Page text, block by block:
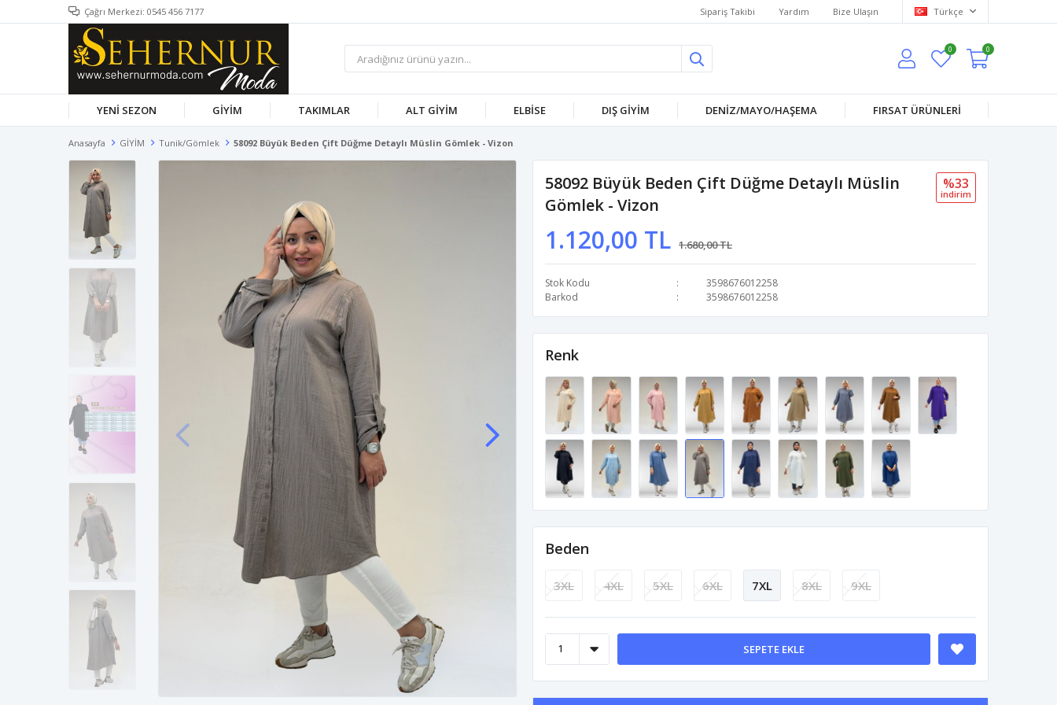
Çağrı Merkezi: 0545 456 7177 Sipariş Takibi Yardım Bize Ulaşın Türkçe
0 0
YENİ SEZON GİYİM TAKIMLAR ALT GİYİM ELBİSE DIŞ GİYİM DENİZ/MAYO/HAŞEMA FIRSAT ÜRÜNLERİ
Anasayfa GİYİM Tunik/Gömlek 58092 Büyük Beden Çift Düğme Detaylı Müslin Gömlek - Vizon
58092 Büyük Beden Çift Düğme Detaylı Müslin
Gömlek - Vizon
1.120,00 TL 1.680,00 TL
%33
i̇ndi̇ri̇m
Stok Kodu
3598676012258
Barkod
3598676012258
Renk
Beden
3XL 4XL 5XL 6XL 7XL 8XL 9XL
SEPETE EKLE